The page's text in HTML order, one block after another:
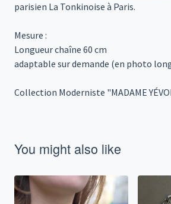
parisien La Tonkinoise à Paris.
Mesure :
Longueur chaîne 60 cm
adaptable sur demande (en photo
Collection Moderniste "MADAME
You might also like